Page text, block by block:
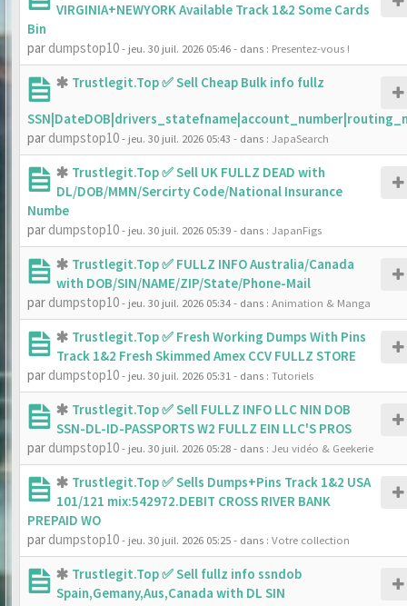
VIRGINIA+NEWYORK Available Track 1&2 Some Cards
Bin
par dumpstop10- jeu. 30 juil. 2026 05:46- dans : Presentez-vous !
Trustlegit.Top ✅ Sell Cheap Bulk info fullz
par dumpstop10- jeu. 30 juil. 2026 05:43 - dans : JapaSearch
Trustlegit.Top ✅ Sell UK FULLZ DEAD with
DL/DOB/MMN/Sercirty Code/National Insurance
Numbe
par dumpstop10- jeu. 30 juil. 2026 05:39- dans : JapanFigs
Trustlegit.Top ✅ FULLZ INFO Australia/Canada
with DOB/SIN/NAME/ZIP/State/Phone-Mail
par dumpstop10- jeu. 30 juil. 2026 05:34- dans : Animation & Manga
Trustlegit.Top ✅ Fresh Working Dumps With Pins
Track 1&2 Fresh Skimmed Amex CCV FULLZ STORE
par dumpstop10- jeu. 30 juil. 2026 05:31 - dans : Tutoriels
Trustlegit.Top ✅ Sell FULLZ INFO LLC NIN DOB
SSN-DL-ID-PASSPORTS W2 FULLZ EIN LLC'S PROS
par dumpstop10- jeu. 30 juil. 2026 05:28- dans : Jeu vidéo & Geekerie
Trustlegit.Top ✅ Sells Dumps+Pins Track 1&2 USA
101/121 mix:542972.DEBIT CROSS RIVER BANK
PREPAID WO
par dumpstop10- jeu. 30 juil. 2026 05:25- dans : Votre collection
Trustlegit.Top ✅ Sell fullz info ssndob
Spain,Gemany,Aus,Canada with DL SIN